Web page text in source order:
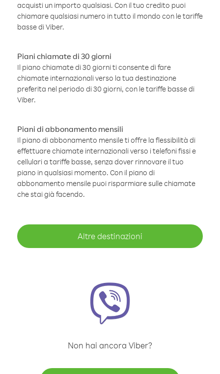
acquisti un importo qualsiasi. Con il tuo credito puoi
chiamare qualsiasi numero in tutto il mondo con le tariffe
basse di Viber.
Piani chiamate di 30 giorni
Il piano chiamate di 30 giorni ti consente di fare
chiamate internazionali verso la tua destinazione
preferita nel periodo di 30 giorni, con le tariffe basse di
Viber.
Piani di abbonamento mensili
Il piano di abbonamento mensile ti offre la flessibilità di
effettuare chiamate internazionali verso i telefoni fissi e
cellulari a tariffe basse, senza dover rinnovare il tuo
piano in qualsiasi momento. Con il piano di
abbonamento mensile puoi risparmiare sulle chiamate
che stai già facendo.
Altre destinazioni
Non hai ancora Viber?